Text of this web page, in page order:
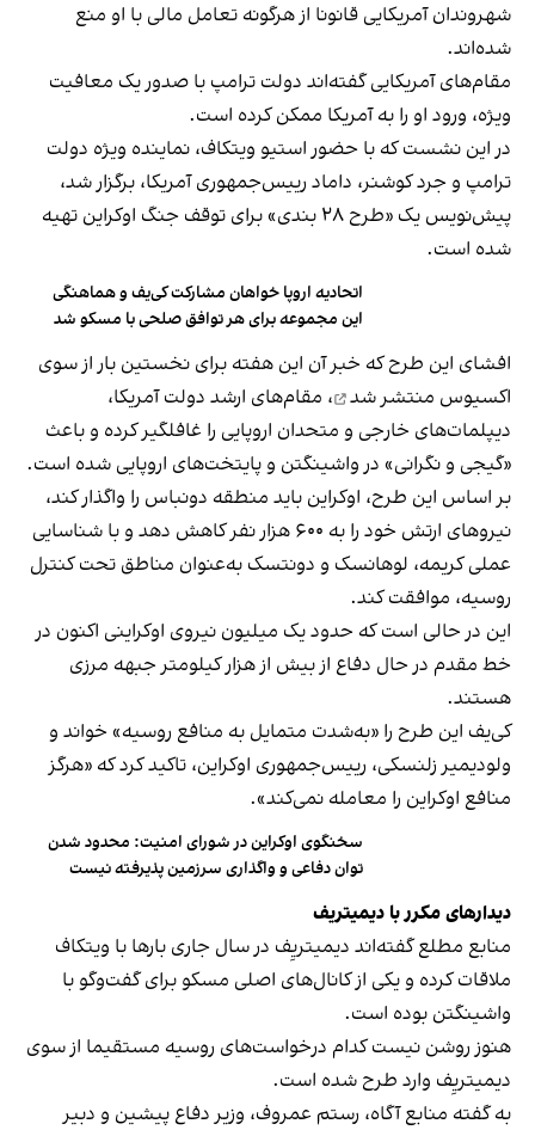
شهروندان آمریکایی قانونا از هرگونه تعامل مالی با او منع
شده‌اند.
مقام‌های آمریکایی گفته‌اند دولت ترامپ با صدور یک معافیت
ویژه، ورود او را به آمریکا ممکن کرده است.
در این نشست که با حضور استیو ویتکاف، نماینده ویژه دولت
ترامپ و جرد کوشنر، داماد رییس‌جمهوری آمریکا، برگزار شد،
پیش‌نویس یک «طرح ۲۸‌ بندی» برای توقف جنگ اوکراین تهیه
شده است.
اتحادیه اروپا خواهان مشارکت کی‌یف و هماهنگی
این مجموعه برای هر توافق صلحی با مسکو شد
افشای این طرح که خبر آن این هفته برای نخستین بار از سوی
اکسیوس منتشر شد
، مقام‌های ارشد دولت آمریکا،
دیپلمات‌های خارجی و متحدان اروپایی را غافلگیر کرده و باعث
«گیجی و نگرانی» در واشینگتن و پایتخت‌های اروپایی شده است.
بر اساس این طرح، اوکراین باید منطقه دونباس را واگذار کند،
نیروهای ارتش خود را به ۶۰۰ هزار نفر کاهش دهد و با شناسایی
عملی کریمه، لوهانسک و دونتسک به‌عنوان مناطق تحت کنترل
روسیه، موافقت کند.
این در حالی است که حدود یک میلیون نیروی اوکراینی اکنون در
خط مقدم در حال دفاع از بیش از هزار کیلومتر جبهه مرزی
هستند.
کی‌یف این طرح را «به‌شدت متمایل به منافع روسیه» خواند و
ولودیمیر زلنسکی، رییس‌جمهوری اوکراین، تاکید کرد که «هرگز
منافع اوکراین را معامله نمی‌کند».
سخنگوی اوکراین در شورای امنیت: محدود شدن
توان دفاعی و واگذاری سرزمین پذیرفته نیست
دیدارهای مکرر با دیمیتریف
منابع مطلع گفته‌اند دیمیتریِف در سال جاری بارها با ویتکاف
ملاقات کرده و یکی از کانال‌های اصلی مسکو برای گفت‌وگو با
واشینگتن بوده است.
هنوز روشن نیست کدام درخواست‌های روسیه مستقیما از سوی
دیمیتریِف وارد طرح شده است.
به گفته منابع آگاه، رستم عمروف، وزیر دفاع پیشین و دبیر